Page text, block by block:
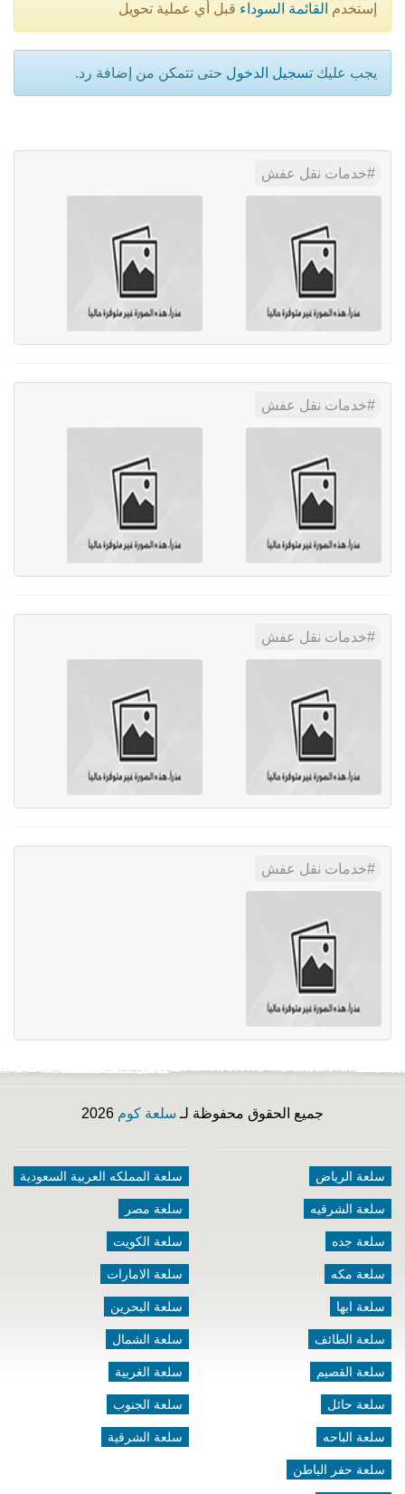
إستخدم القائمة السوداء قبل أي عملية تحويل
يجب عليك تسجيل الدخول حتى تتمكن من إضافة رد.
خدمات نقل عفش
خدمات نقل عفش
خدمات نقل عفش
خدمات نقل عفش
جميع الحقوق محفوظة لـ سلعة كوم
سلعة الرياض
سلعة الشرقيه
سلعة جده
سلعة مكه
سلعة ابها
سلعة الطائف
سلعة القصيم
سلعة حائل
سلعة الباحه
سلعة حفر الباطن
سلعة المملكه العربية السعودية
سلعة مصر
سلعة الكويت
سلعة الامارات
سلعة البحرين
سلعة الشمال
سلعة الغربية
سلعة الجنوب
سلعة الشرقية